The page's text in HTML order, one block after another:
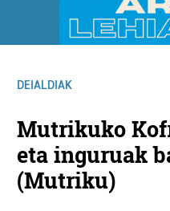
DEIALDIAK
Mutrikuko
eta inguruak
(Mutriku)